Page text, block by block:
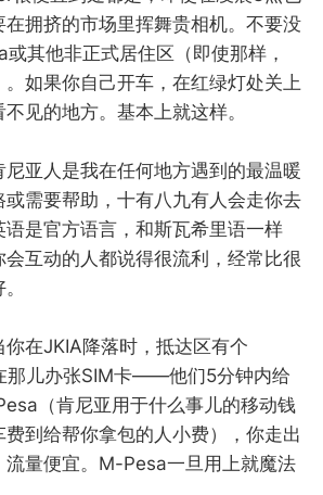
在拥挤的市场里挥舞贵相机。不要没
其他非正式居住区（即使那样，
如果你自己开车，在红绿灯处关上
见的地方。基本上就这样。
亚人是我在任何地方遇到的最温暖
或需要帮助，十有八九有人会走你去
是官方语言，和斯瓦希里语一样
互动的人都说得很流利，经常比很
在JKIA降落时，抵达区有个
那儿办张SIM卡——他们5分钟内给
（肯尼亚用于什么事儿的移动钱
到给帮你拿包的人小费），你走出
流量便宜。M-Pesa一旦用上就魔法